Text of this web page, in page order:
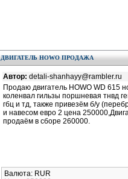
ДВИГАТЕЛЬ HOWO ПРОДАЖА
Автор: detali-shanhayy@rambler.ru
Продаю двигатель HOWO WD 615
коленвал гильзы поршневая тнвд
гбц и тд, также привезём б/у
и навесом евро 2 цена
продаём в сборе 260000.
Валюта: RUR